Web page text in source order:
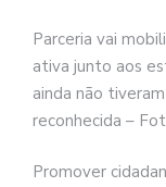
Parceria vai
ativa junto aos
ainda não
reconhecida –
Promover